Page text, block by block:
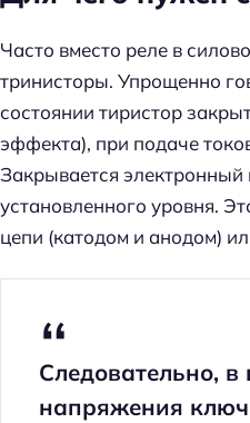
Часто вместо реле в
тринисторы. Упрощенно
состоянии тиристор
эффекта), при подаче
Закрывается
установленного уровня.
цепи (катодом и анодом)
Следовательно,
напряжения